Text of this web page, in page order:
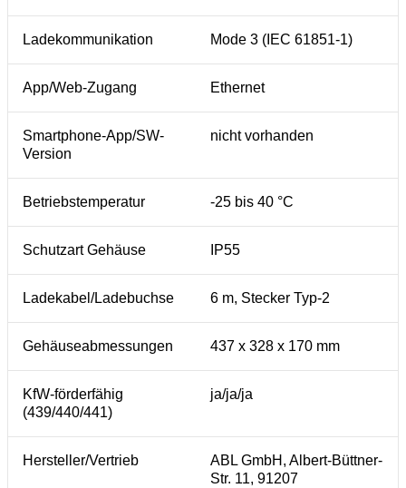
Ladekommunikation Mode 3 (IEC 61851-1)
App/Web-Zugang Ethernet
Smartphone-App/SW-
Version
nicht vorhanden
Betriebstemperatur -25 bis 40 °C
Schutzart Gehäuse IP55
Ladekabel/Ladebuchse 6 m, Stecker Typ-2
Gehäuseabmessungen 437 x 328 x 170 mm
KfW-förderfähig
(439/440/441)
ja/ja/ja
Hersteller/Vertrieb
ABL GmbH, Albert-Büttner-
Str. 11, 91207